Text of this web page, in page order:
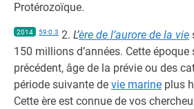
Protérozoïque.
2014 59:0.3 2. L’ère de l’aurore de la vie
150 millions d’années. Cette époque
précédent, âge de la prévie ou des
période suivante de vie marine plus
Cette ère est connue de vos